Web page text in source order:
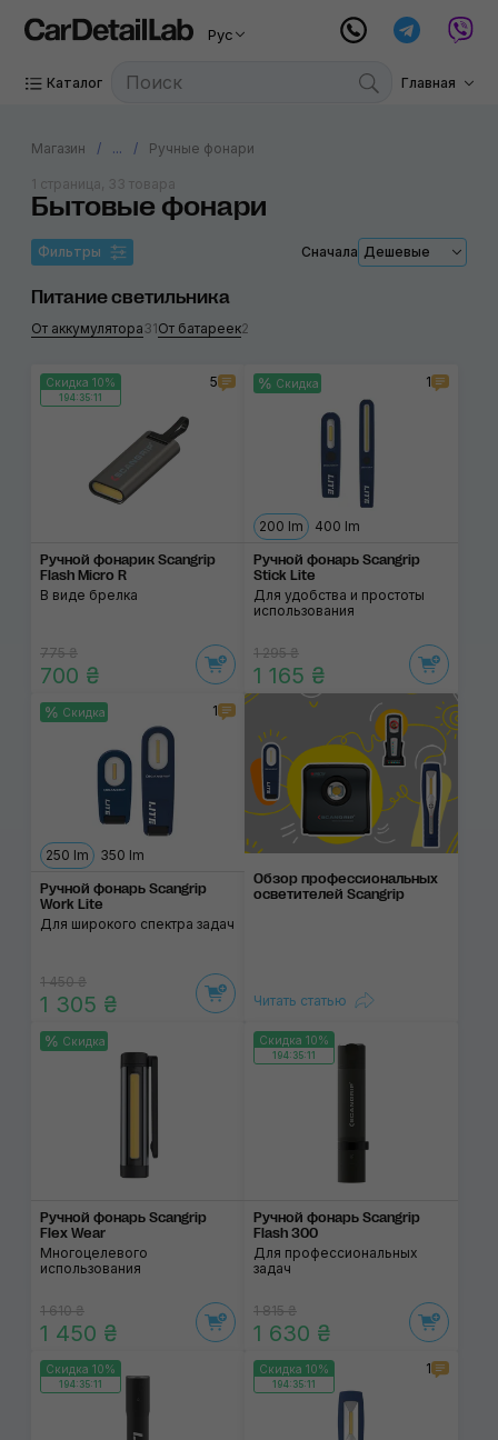
Рус
Каталог Главная
Магазин ... Ручные фонари
Бытовые фонари
1 страница, 33 товара
Фильтры Сначала Дешевые
Питание светильника
От аккумулятора31От батареек2
Скидка 10%
194:35:11
5
Ручной фонарик Scangrip
Flash Micro R
В виде брелка
775 ₴
700 ₴
Скидка 1
200 lm 400 lm
Ручной фонарь Scangrip
Stick Lite
Для удобства и простоты
использования
1 295 ₴
1 165 ₴
Скидка 1
250 lm 350 lm
Ручной фонарь Scangrip
Work Lite
Для широкого спектра задач
1 450 ₴
1 305 ₴
Обзор профессиона­ль­ных
осветите­лей Scangrip
Читать статью
Скидка
Ручной фонарь Scangrip
Flex Wear
Многоцелевого
использования
1 610 ₴
1 450 ₴
Скидка 10%
194:35:11
Ручной фонарь Scangrip
Flash 300
Для профессиональных
задач
1 815 ₴
1 630 ₴
Скидка 10%
194:35:11
Скидка 10%
194:35:11
1